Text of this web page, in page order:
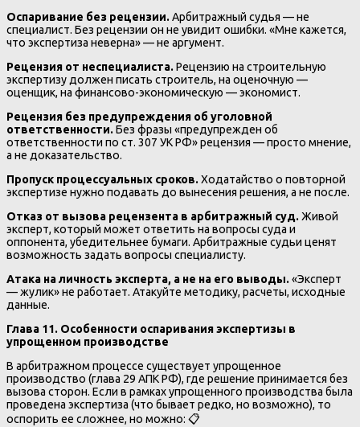
Оспаривание без рецензии.Арбитражный судья — не
специалист. Без рецензии он не увидит ошибки. «Мне кажется,
что экспертиза неверна» — не аргумент.
Рецензия от неспециалиста.Рецензию на строительную
экспертизу должен писать строитель, на оценочную —
оценщик, на финансово-экономическую — экономист.
Рецензия без предупреждения об уголовной
ответственности.Без фразы «предупрежден об
ответственности по ст. 307 УК РФ» рецензия — просто мнение,
а не доказательство.
Пропуск процессуальных сроков.Ходатайство о повторной
экспертизе нужно подавать до вынесения решения, а не после.
Отказ от вызова рецензента в арбитражный суд.Живой
эксперт, который может ответить на вопросы суда и
оппонента, убедительнее бумаги. Арбитражные судьи ценят
возможность задать вопросы специалисту.
Атака на личность эксперта, а не на его выводы.«Эксперт
— жулик» не работает. Атакуйте методику, расчеты, исходные
данные.
Глава 11. Особенности оспаривания экспертизы в
упрощенном производстве
В арбитражном процессе существует упрощенное
производство (глава 29 АПК РФ), где решение принимается без
вызова сторон. Если в рамках упрощенного производства была
проведена экспертиза (что бывает редко, но возможно), то
оспорить ее сложнее, но можно: 📋